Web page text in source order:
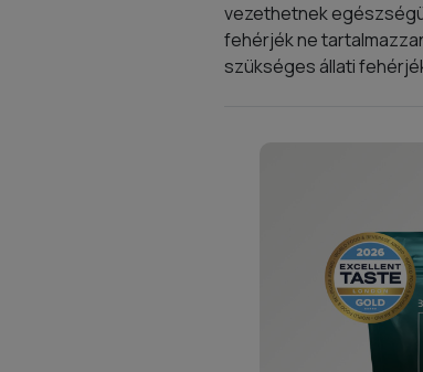
vezethetnek
fehérjék ne
szükséges állati